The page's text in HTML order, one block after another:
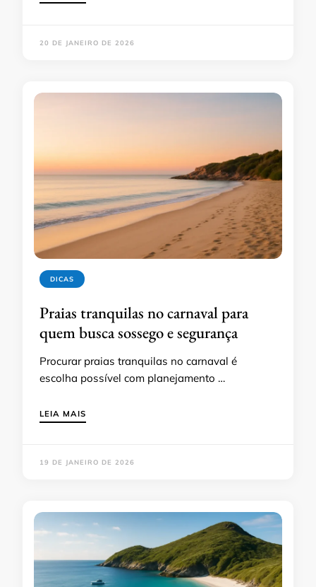
20 DE JANEIRO DE 2026
DICAS
Praias tranquilas no carnaval para
quem busca sossego e segurança
Procurar praias tranquilas no carnaval é
escolha possível com planejamento …
LEIA MAIS
19 DE JANEIRO DE 2026